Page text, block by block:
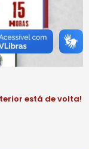
está de volta!